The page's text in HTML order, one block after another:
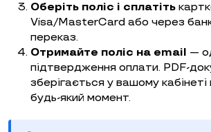
Оберіть поліс і сплатіть
Visa/MasterCard або через
переказ.
Отримайте поліс на email —
підтвердження оплати. PDF-
зберігається у вашому
будь-який момент.